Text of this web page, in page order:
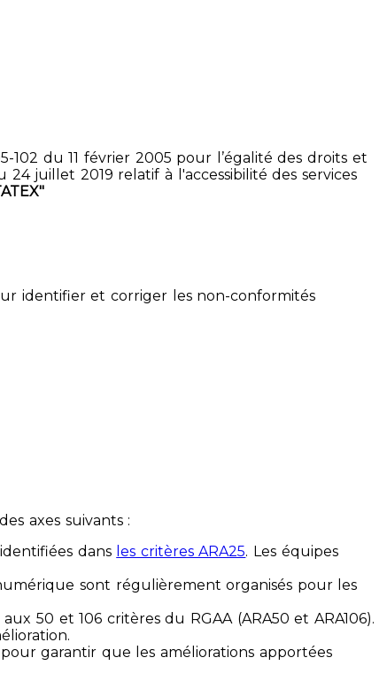
102 du 11 février 2005 pour l’égalité des droits et
juillet 2019 relatif à l'accessibilité des services
identifier et corriger les non-conformités
axes suivants :
dans les critères ARA25. Les équipes
sont régulièrement organisés pour les
50 et 106 critères du RGAA (ARA50 et ARA106).
garantir que les améliorations apportées